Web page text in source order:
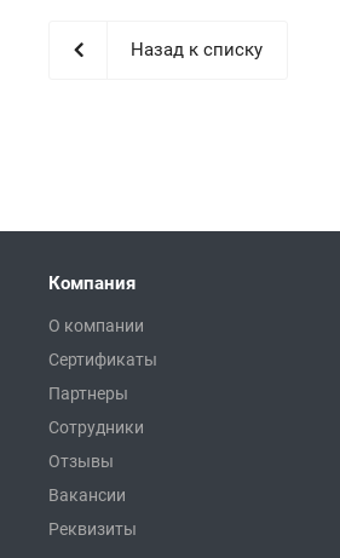
Назад к списку
Компания
О компании
Сертификаты
Партнеры
Сотрудники
Отзывы
Вакансии
Реквизиты